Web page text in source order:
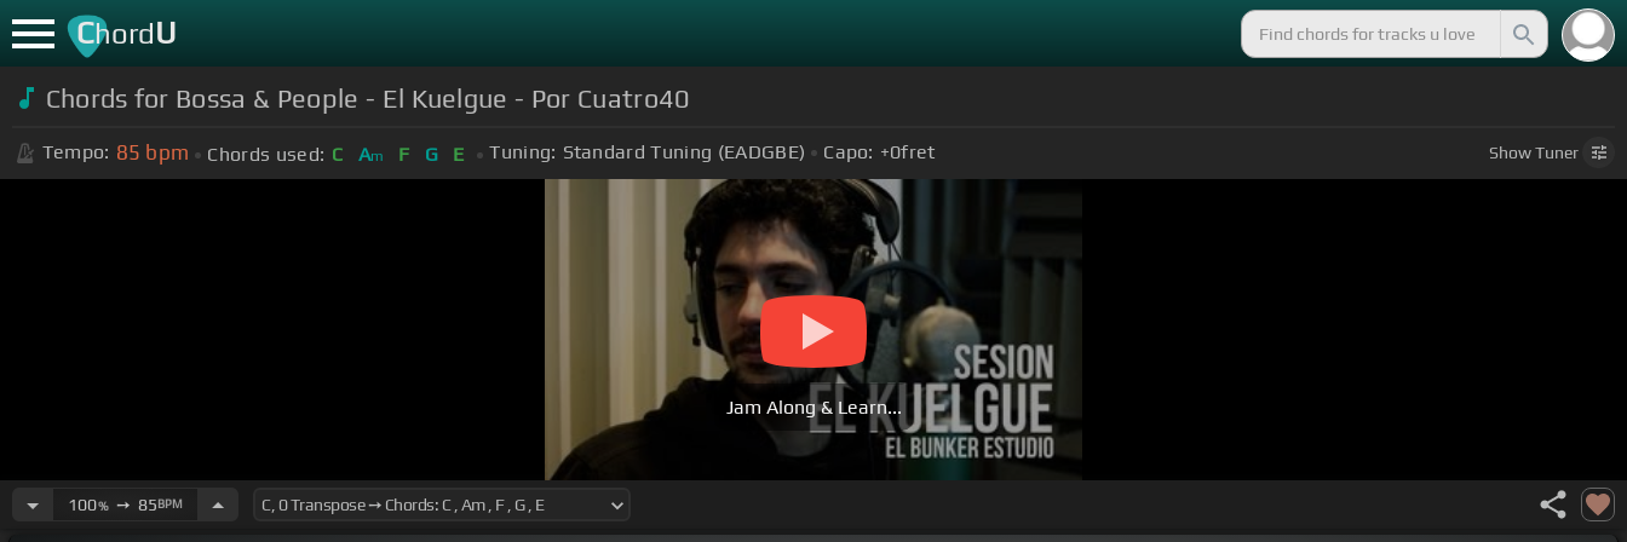
ChordU
Chords for Bossa & People - El Kuelgue - Por Cuatro40
Tempo: 85 bpm Chords used: C Am F G E Tuning: Standard Tuning (EADGBE) Capo: +0fret ShowTuner
Jam Along & Learn...
100%➙ 85BPM